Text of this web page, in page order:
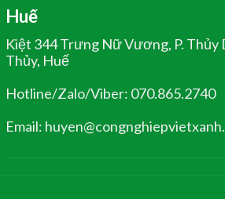
Huế
Kiệt 344 Trưng Nữ Vương, P.
Thủy, Huế
Hotline/Zalo/Viber: 070.865.2740
Email: